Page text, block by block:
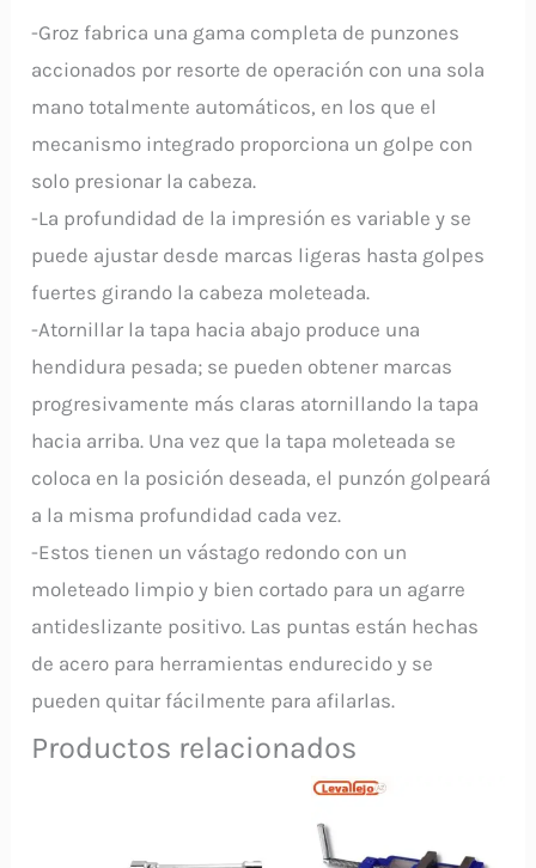
-Groz fabrica una gama completa de punzones
accionados por resorte de operación con una sola
mano totalmente automáticos, en los que el
mecanismo integrado proporciona un golpe con
solo presionar la cabeza.
-La profundidad de la impresión es variable y se
puede ajustar desde marcas ligeras hasta golpes
fuertes girando la cabeza moleteada.
-Atornillar la tapa hacia abajo produce una
hendidura pesada; se pueden obtener marcas
progresivamente más claras atornillando la tapa
hacia arriba. Una vez que la tapa moleteada se
coloca en la posición deseada, el punzón golpeará
a la misma profundidad cada vez.
-Estos tienen un vástago redondo con un
moleteado limpio y bien cortado para un agarre
antideslizante positivo. Las puntas están hechas
de acero para herramientas endurecido y se
pueden quitar fácilmente para afilarlas.
Productos relacionados